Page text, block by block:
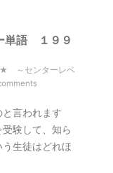
単語 １９９
～センターレベ
言われます
験して、知ら
生徒はどれほ